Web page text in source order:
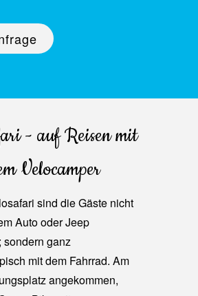
- auf Reisen mit
Velocamper
sind die Gäste nicht
Auto oder Jeep
sondern ganz
mit dem Fahrrad. Am
angekommen,